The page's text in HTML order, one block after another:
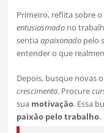
Primeiro, reflita sobre
entusiasmadono
sentiaapaixonadopelo
entender o que
Depois, busque novas
crescimento. Procure
sua motivação. Essa
paixão pelo trabalho.